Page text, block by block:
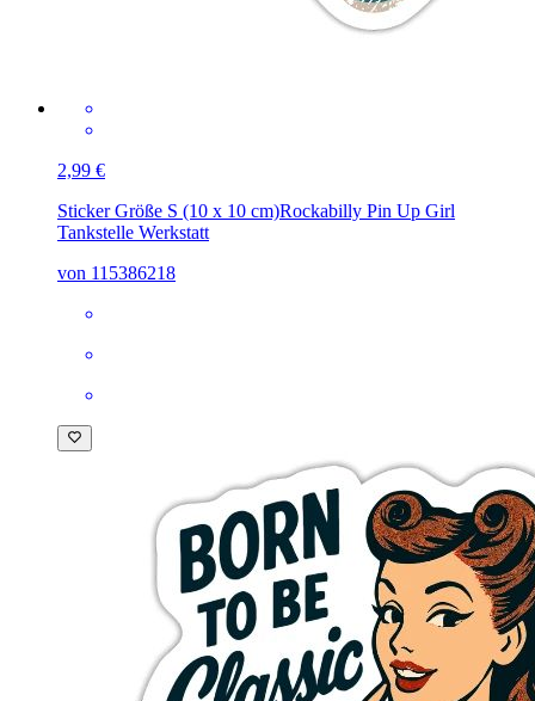
2,99 €
Sticker Größe S (10 x 10 cm)Rockabilly Pin Up Girl
Tankstelle Werkstatt
von 115386218